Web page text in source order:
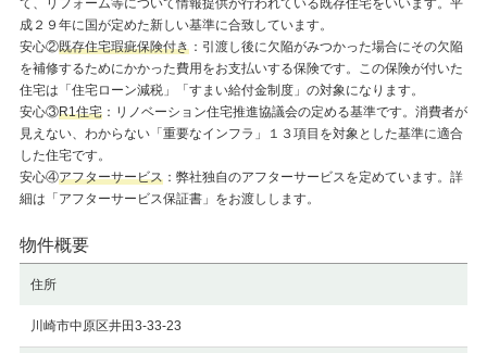
て、リフォーム等について情報提供が行われている既存住宅をいいます。平
成２９年に国が定めた新しい基準に合致しています。
安心②既存住宅瑕疵保険付き：引渡し後に欠陥がみつかった場合にその欠陥
を補修するためにかかった費用をお支払いする保険です。この保険が付いた
住宅は「住宅ローン減税」「すまい給付金制度」の対象になります。
安心③R1住宅：リノベーション住宅推進協議会の定める基準です。消費者が
見えない、わからない「重要なインフラ」１３項目を対象とした基準に適合
した住宅です。
安心④アフターサービス：弊社独自のアフターサービスを定めています。詳
細は「アフターサービス保証書」をお渡しします。
物件概要
住所
川崎市中原区井田3-33-23